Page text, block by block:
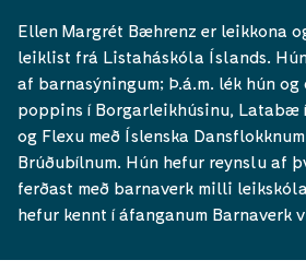
Ellen Margrét Bæhrenz er leikkona
leiklist frá Listaháskóla Íslands.
af barnasýningum; Þ.á.m. lék hún og
poppins í Borgarleikhúsinu, Latabæ
og Flexu með Íslenska
Brúðubílnum. Hún hefur reynslu af
ferðast með barnaverk milli
hefur kennt í áfanganum Barnaverk